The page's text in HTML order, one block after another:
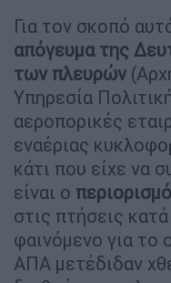
Για τον σκοπό
απόγευμα της
των πλευρών
Υπηρεσία
αεροπορικές
εναέριας
κάτι που είχε να
είναι ο
στις πτήσεις
φαινόμενο για το
ΑΠΑ μετέδιδαν